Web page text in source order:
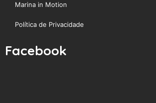
Marina in Motion
Política de Privacidade
Facebook